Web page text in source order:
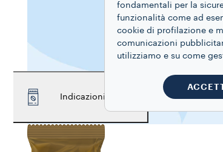
Indicazioni tecniche
fondamentali per la
funzionalità come ad
cookie di profilazione e
comunicazioni
utilizziamo e su come